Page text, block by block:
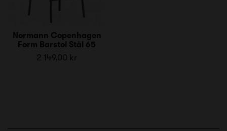
Normann Copenhagen
Form Barstol Stål 65
2 149,00 kr